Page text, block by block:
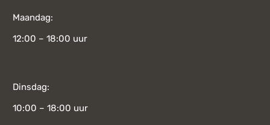
Maandag:
12:00 – 18:00 uur
Dinsdag:
10:00 – 18:00 uur